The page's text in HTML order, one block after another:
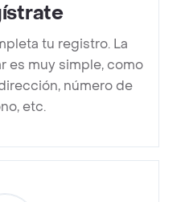
tu registro. La
es muy simple, como
número de
etc.